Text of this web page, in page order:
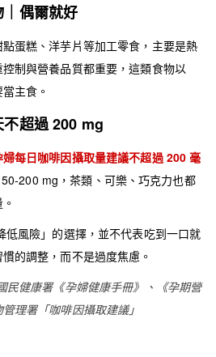
偶爾就好
蛋糕、洋芋片等加工零食，主要是熱
制與營養品質都重要，這類食物以
主食。
超過 200 mg
婦每日咖啡因攝取量建議不超過 200 毫
200 mg，茶類、可樂、巧克力也都
低風險」的選擇，並不代表吃到一口就
的調整，而不是過度焦慮。
民健康署《孕婦健康手冊》、《孕期營
理署「咖啡因攝取建議」